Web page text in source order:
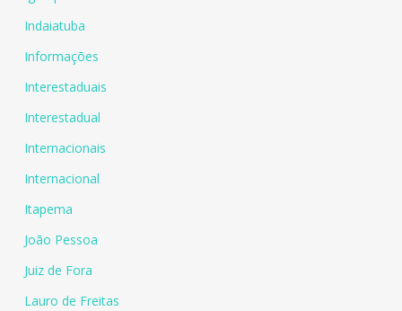
Indaiatuba
Informações
Interestaduais
Interestadual
Internacionais
Internacional
Itapema
João Pessoa
Juiz de Fora
Lauro de Freitas